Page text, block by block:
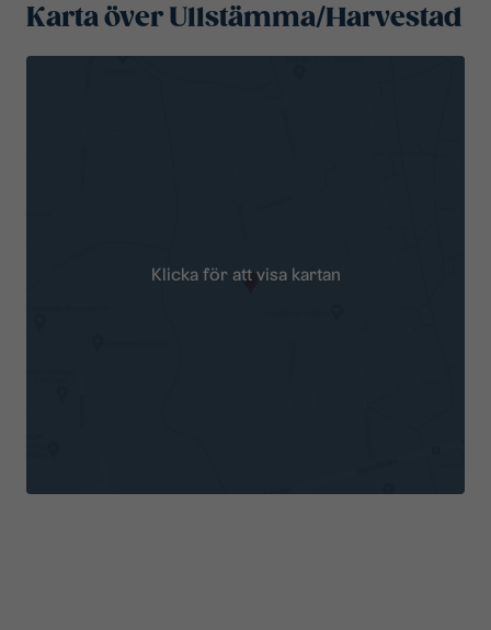
Karta över Ullstämma/Harvestad
Klicka för att visa kartan